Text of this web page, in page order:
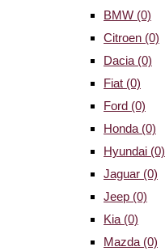
BMW (0)
Citroen (0)
Dacia (0)
Fiat (0)
Ford (0)
Honda (0)
Hyundai (0)
Jaguar (0)
Jeep (0)
Kia (0)
Mazda (0)